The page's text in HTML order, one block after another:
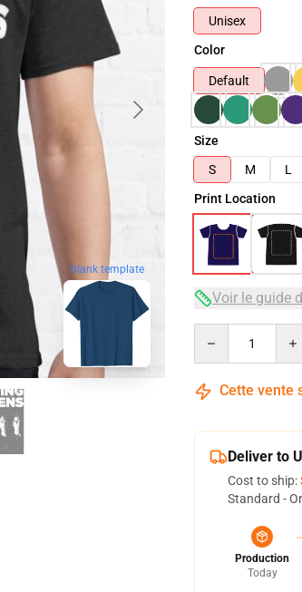
blank template
Unisex
Color
Default
Size
S
M L
Print Location
Voir le guide
Cette vente
Deliver to
Cost to ship:
Standard -
Production
Today